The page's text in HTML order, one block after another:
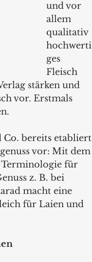
und vor
allem
qualitativ
hochwerti
ges
Fleisch
stärken und
vor. Erstmals
Co. bereits etabliert
vor: Mit dem
Terminologie für
z. B. bei
macht eine
für Laien und